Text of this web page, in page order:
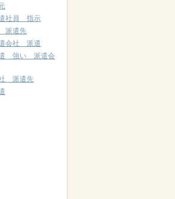
社員 指示
派遣先
会社 派遣
強い 派遣会
派遣先